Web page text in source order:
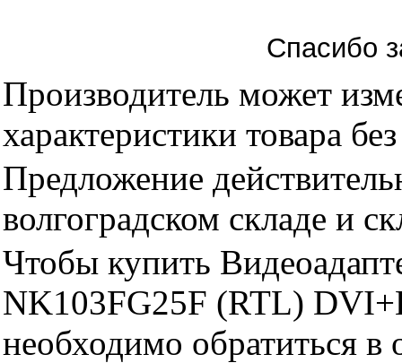
Спасибо
Производитель может
характеристики товара
Предложение
волгоградском складе и
Чтобы купить
NK103FG25F (RTL)
необходимо